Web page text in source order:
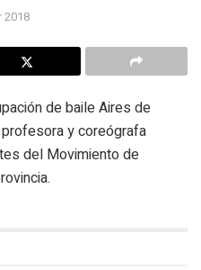
2018
de baile Aires de
y coreógrafa
del Movimiento de